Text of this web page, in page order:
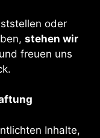
oder
stehen wir
und freuen uns
Inhalte,